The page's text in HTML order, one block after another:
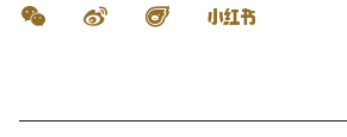
微信 微博 飞猪